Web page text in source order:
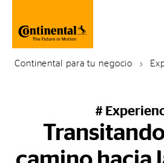
Continental para tu negocio
#